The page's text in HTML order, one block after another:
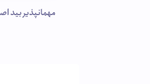
مهمانپذیر بید